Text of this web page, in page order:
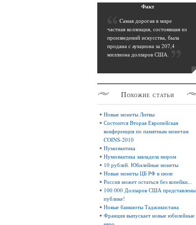
Факт
Cамая дорогая в мире
частная коллекция, состоявшая из
произведений искусства, была
продана с аукциона за 207,4
миллиона долларов США.
Похожие статьи
Новые монеты Литвы
Состоится Вторая Европейская
конференция по памятным монетам
COINS-2010
Нумизматика
Нумизматика завладела миром
10 рублей. Юбилейные монеты
Новые монеты ЦБ РФ в июле
Россия может остаться без копейки...
100 000 Долларов США представлены
публике!
Новые банкноты Таджикистана
Франция выпускает новые юбилейные